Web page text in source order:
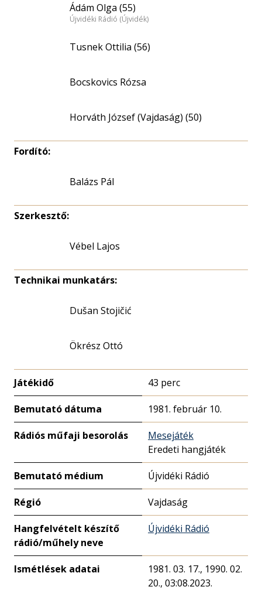
Ádám Olga (55)
Újvidéki Rádió (Újvidék)
Tusnek Ottilia (56)
Bocskovics Rózsa
Horváth József (Vajdaság) (50)
Fordító:
Balázs Pál
Szerkesztő:
Vébel Lajos
Technikai munkatárs:
Dušan Stojičić
Ökrész Ottó
Játékidő 43 perc
Bemutató dátuma 1981. február 10.
Rádiós műfaji besorolás
Mesejáték
Eredeti hangjáték
Bemutató médium Újvidéki Rádió
Régió Vajdaság
Hangfelvételt készítő
rádió/műhely neve
Újvidéki Rádió
Ismétlések adatai
1981. 03. 17., 1990. 02.
20., 03:08.2023.